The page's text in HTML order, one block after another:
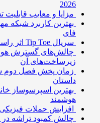
مزایا و معایب قابلیت
بهترین کاربرد شبکه
سریال Tip Toe اثر راسل تی دیویس در شبکه Channel 4
چالش‌های گسترش هوش
زیرساخت‌های آن
داستان
بهترین اسپرسوساز
هوشمند
افزایش حملات فیزیکی به
چالش کمبود تراشه در